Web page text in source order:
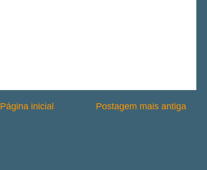
Postagem mais antiga
Página inicial